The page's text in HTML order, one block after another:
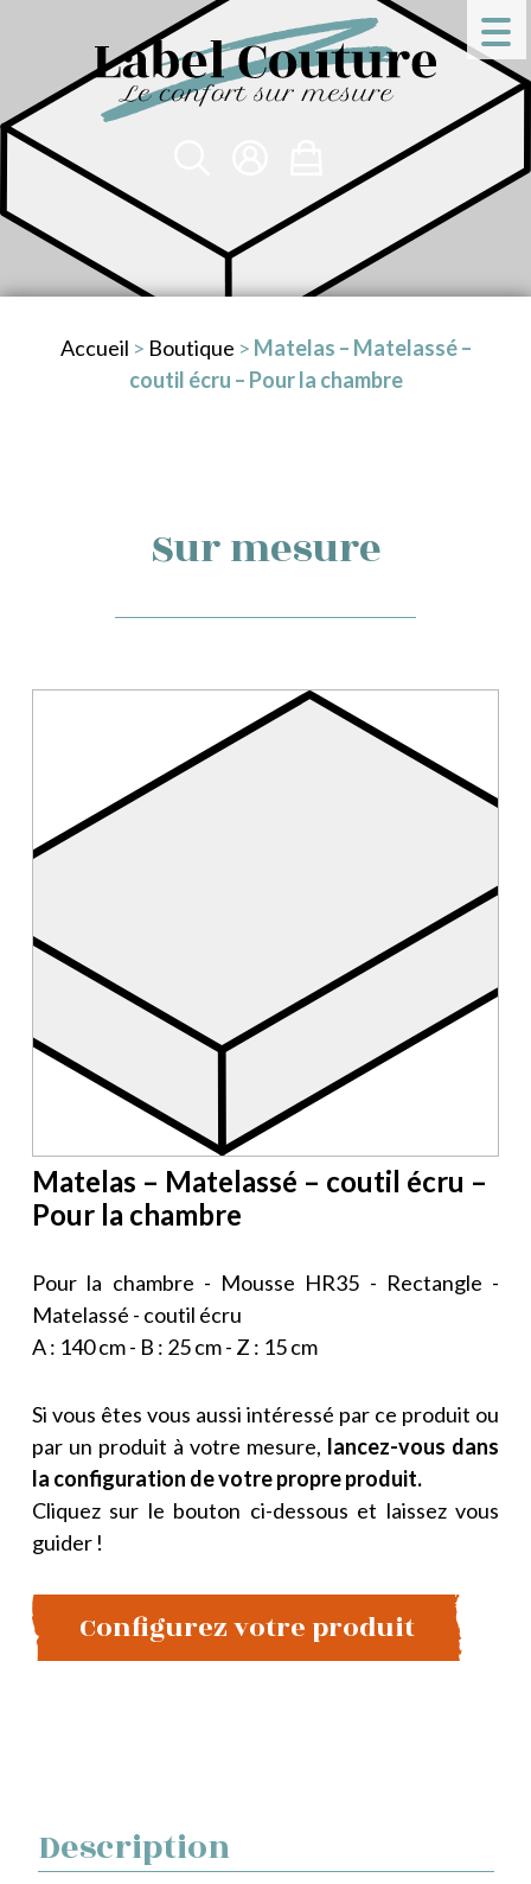
Accueil > Boutique > Matelas – Matelassé –
coutil écru – Pour la chambre
Sur mesure
Matelas – Matelassé – coutil écru –
Pour la chambre
Pour la chambre - Mousse HR35 - Rectangle -
Matelassé - coutil écru
A : 140 cm - B : 25 cm - Z : 15 cm
Si vous êtes vous aussi intéressé par ce produit ou
par un produit à votre mesure, lancez-vous dans
la configuration de votre propre produit.
Cliquez sur le bouton ci-dessous et laissez vous
guider !
Configurez votre produit
Description